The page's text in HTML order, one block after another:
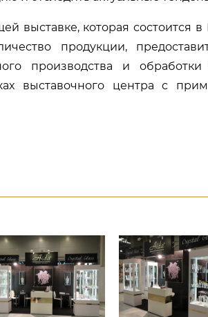
выставке, которая состоится
продукции,
производства и обработки
выставочного центра с